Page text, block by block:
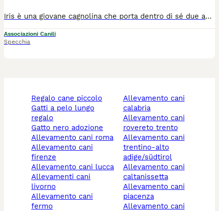
Iris è una giovane cagnolina che porta dentro di sé due anime: quella fine ed elegante del Setter, e quella decisa, assertiva e vigile del cane da pastore. Un mix affascinante che la rende una presenza unica, indipendente, intensa… e profondamente autentica. Ama la campagna, gli spazi aperti, la possibilità di correre, annusare, perlustrare ogni centimetro del mondo. È una cacciatrice di lucertole instancabile, curiosa e concentrata, con una motivazione predatoria che merita di essere accolta e incanalata con consapevolezza. 🦎 Gli ambienti urbani, invece, la mettono un po’ più in difficoltà: si muove con cautela, osserva, valuta, e mostra una lieve preoccupazione. Con le persone è solare e socievole,generalmente compatibile con gli altri cani con i quali comunica in modo chiaro e diretto: non lascia spazio a malintesi! Iris non è un cane “per tutti”. 💛 È per chi sa riconoscere il valore della sua indipendenza, per chi rispetta il suo bisogno di esplorare e di essere sé stessa. In un contesto fuori paese, con una famiglia capace di comprenderla davvero, Iris saprà mostrare il suo lato più bello: allegra, buffa, partecipe, una piccola compagna di avventure pronta a portarvi in escursioni meravigliose.🐕🌱 Iris si trova presso il Rifugio di Alliste-Felline, in provincia di Lecce, ma è adottabile in zona e in tutto il centro e nord Italia previa compilazione questionario conoscitivo e controlli pre affido. Verrà affidata vaccinata, sverminata, microchippata, sterilizzata. ☎️Per candidarsi all'adozione SCRIVERE UN MESSAGGIO WHATSAPP CON BREVE PRESENTAZIONE al 3204062830 o 3498877304
Associazioni Canili
Specchia
regalo cane piccolo
gatti a pelo lungo
regalo
gatto nero adozione
allevamento cani roma
allevamento cani
firenze
allevamento cani lucca
allevamenti cani
livorno
allevamento cani
fermo
allevamento cani
calabria
allevamento cani
rovereto trento
allevamento cani
trentino-alto
adige/südtirol
allevamento cani
caltanissetta
allevamento cani
piacenza
allevamento cani